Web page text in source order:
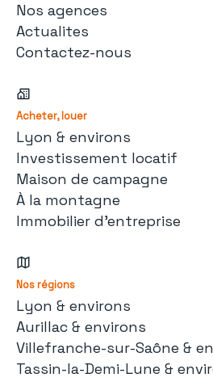
Nos agences
Actualites
Contactez-nous
Acheter, louer
Lyon & environs
Investissement locatif
Maison de campagne
À la montagne
Immobilier d'entreprise
Nos régions
Lyon & environs
Aurillac & environs
Villefranche-sur-Saône &
Tassin-la-Demi-Lune &